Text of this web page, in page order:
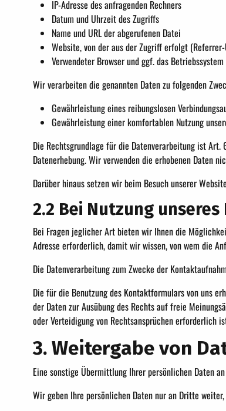
IP-Adresse des anfragenden Rechners
Datum und Uhrzeit des Zugriffs
Name und URL der abgerufenen Datei
Website, von der aus der Zugriff erfolgt (Referrer-
Verwendeter Browser und ggf. das
Wir verarbeiten die genannten Daten zu folgenden
Gewährleistung eines reibungslosen
Gewährleistung einer komfortablen Nutzung
Die Rechtsgrundlage für die Datenverarbeitung ist
Datenerhebung. Wir verwenden die erhobenen Daten
Darüber hinaus setzen wir beim Besuch unserer
2.2 Bei Nutzung
Bei Fragen jeglicher Art bieten wir Ihnen die
Adresse erforderlich, damit wir wissen, von wem die
Die Datenverarbeitung zum Zwecke der
Die für die Benutzung des Kontaktformulars von uns
der Daten zur Ausübung des Rechts auf freie
oder Verteidigung von Rechtsansprüchen erforderlich
3. Weitergabe von
Eine sonstige Übermittlung Ihrer persönlichen Daten
Wir geben Ihre persönlichen Daten nur an Dritte weiter,